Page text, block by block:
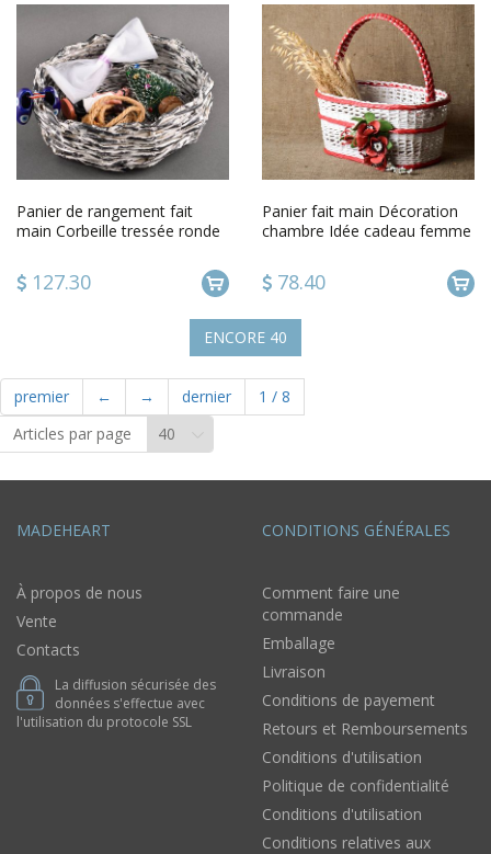
Panier de rangement fait
main Corbeille tressée ronde
127.30
Panier fait main Décoration
chambre Idée cadeau femme
78.40
ENCORE 40
premier ← → dernier 1 / 8
Articles par page
MADEHEART
À propos de nous
Vente
Contacts
La diffusion sécurisée des
données s'effectue avec
l'utilisation du protocole SSL
CONDITIONS GÉNÉRALES
Comment faire une
commande
Emballage
Livraison
Conditions de payement
Retours et Remboursements
Conditions d'utilisation
Politique de confidentialité
Conditions d'utilisation
Conditions relatives aux